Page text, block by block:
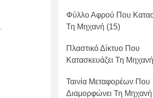
Φύλλο Αφρού Που
Τη Μηχανή (15)
Πλαστικό Δίκτυο Που
Κατασκευάζει Τη Μηχανή
Ταινία Μεταφορέων Που
Διαμορφώνει Τη Μηχανή